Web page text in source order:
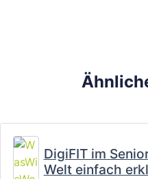
DigiFIT im
Welt einfach